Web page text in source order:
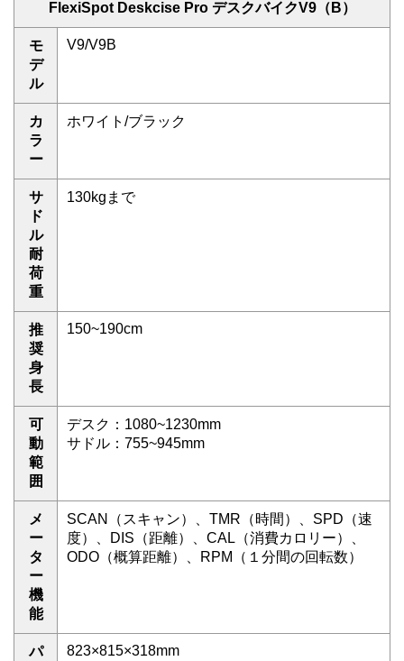
FlexiSpot Deskcise Pro デスクバイクV9（B）
モ
デ
ル
V9/V9B
カ
ラ
ー
ホワイト/ブラック
サ
ド
ル
耐
荷
重
130kgまで
推
奨
身
長
150~190cm
可
動
範
囲
デスク：1080~1230mm
サドル：755~945mm
メ
ー
タ
ー
機
能
SCAN（スキャン）、TMR（時間）、SPD（速
度）、DIS（距離）、CAL（消費カロリー）、
ODO（概算距離）、RPM（１分間の回転数）
パ
823×815×318mm